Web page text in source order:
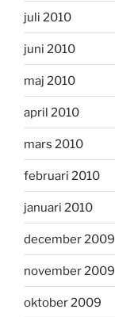
juli 2010
juni 2010
maj 2010
april 2010
mars 2010
februari 2010
januari 2010
december 2009
november 2009
oktober 2009